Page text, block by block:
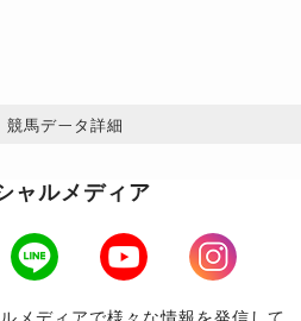
競馬データ詳細
ャルメディア
LINE Youtube
Instagram
メディアで様々な情報を発信して